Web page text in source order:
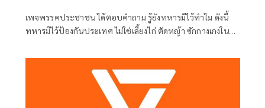
เพจพรรคประชาชน ได้ตอบคำถาม รู้ยังทหารมีไว้ทำไม ดังนี้
ทหารมีไว้ป้องกันประเทศ ไม่ใช่เลี้ยงไก่ ตัดหญ้า ซักกางเกงใน